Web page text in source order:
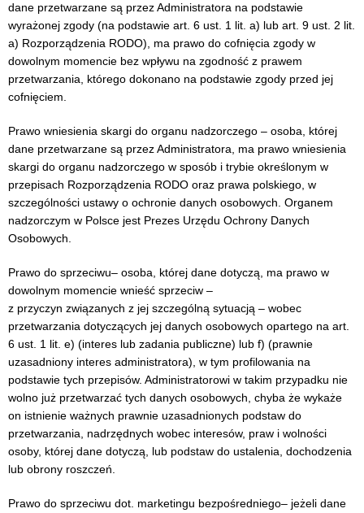
dane przetwarzane są przez Administratora na podstawie
wyrażonej zgody (na podstawie art. 6 ust. 1 lit. a) lub art. 9 ust. 2 lit.
a) Rozporządzenia RODO), ma prawo do cofnięcia zgody w
dowolnym momencie bez wpływu na zgodność z prawem
przetwarzania, którego dokonano na podstawie zgody przed jej
cofnięciem.
Prawo wniesienia skargi do organu nadzorczego – osoba, której
dane przetwarzane są przez Administratora, ma prawo wniesienia
skargi do organu nadzorczego w sposób i trybie określonym w
przepisach Rozporządzenia RODO oraz prawa polskiego, w
szczególności ustawy o ochronie danych osobowych. Organem
nadzorczym w Polsce jest Prezes Urzędu Ochrony Danych
Osobowych.
Prawo do sprzeciwu– osoba, której dane dotyczą, ma prawo w
dowolnym momencie wnieść sprzeciw –
z przyczyn związanych z jej szczególną sytuacją – wobec
przetwarzania dotyczących jej danych osobowych opartego na art.
6 ust. 1 lit. e) (interes lub zadania publiczne) lub f) (prawnie
uzasadniony interes administratora), w tym profilowania na
podstawie tych przepisów. Administratorowi w takim przypadku nie
wolno już przetwarzać tych danych osobowych, chyba że wykaże
on istnienie ważnych prawnie uzasadnionych podstaw do
przetwarzania, nadrzędnych wobec interesów, praw i wolności
osoby, której dane dotyczą, lub podstaw do ustalenia, dochodzenia
lub obrony roszczeń.
Prawo do sprzeciwu dot. marketingu bezpośredniego– jeżeli dane